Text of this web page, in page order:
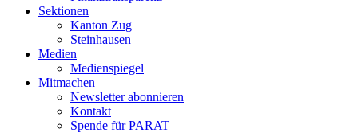
Sektionen
Kanton Zug
Steinhausen
Medien
Medienspiegel
Mitmachen
Newsletter abonnieren
Kontakt
Spende für PARAT